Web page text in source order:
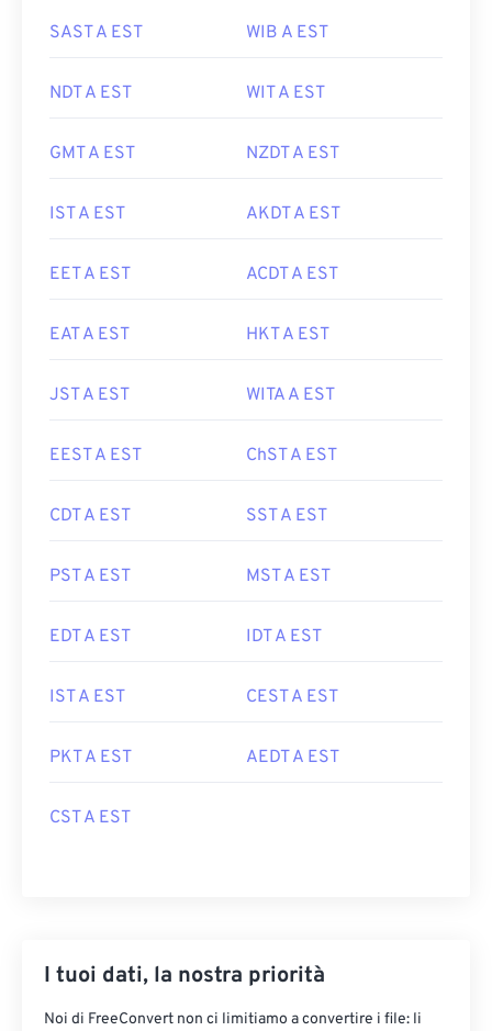
SAST A EST WIB A EST
NDT A EST WIT A EST
GMT A EST NZDT A EST
IST A EST AKDT A EST
EET A EST ACDT A EST
EAT A EST HKT A EST
JST A EST WITA A EST
EEST A EST ChST A EST
CDT A EST SST A EST
PST A EST MST A EST
EDT A EST IDT A EST
IST A EST CEST A EST
PKT A EST AEDT A EST
CST A EST
I tuoi dati, la nostra priorità
Noi di FreeConvert non ci limitiamo a convertire i file: li